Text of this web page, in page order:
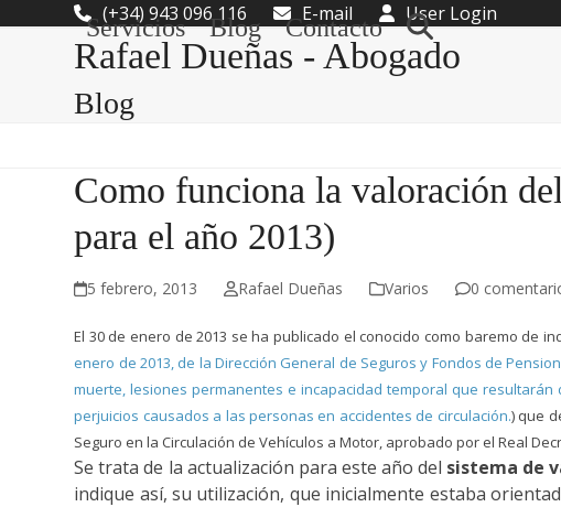
(+34) 943 096 116 E-mail User Login
Rafael Dueñas - Abogado
Servicios Blog Contacto
Blog
Como funciona la valoración
para el año 2013)
5 febrero, 2013 Rafael Dueñas Varios 0
El 30 de enero de 2013 se ha publicado el conocido como baremo de
enero de 2013, de la Dirección General de Seguros y Fondos de
muerte, lesiones permanentes e incapacidad temporal que
perjuicios causados a las personas en accidentes de circulación.) que
Seguro en la Circulación de Vehículos a Motor, aprobado por el Real
Se trata de la actualización para este año del sistema de
indique así, su utilización, que inicialmente estaba